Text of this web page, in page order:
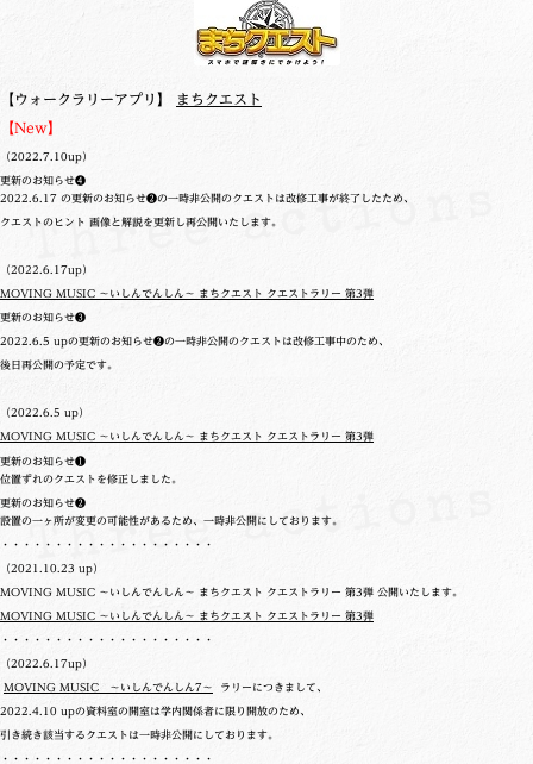
【ウォークラリーアプリ】 まちクエスト
【New】
（2022.7.10up）
更新のお知らせ❹
2022.6.17 の更新のお知らせ❷の一時非公開のクエストは改修工事が終了したため、
クエストのヒント 画像と解説を更新し再公開いたします。
（2022.6.17up）
MOVING MUSIC ～いしんでんしん～ まちクエスト クエストラリー 第3弾
更新のお知らせ❸
2022.6.5 upの更新のお知らせ❷の一時非公開のクエストは改修工事中のため、
後日再公開の予定です。
（2022.6.5 up）
MOVING MUSIC ～いしんでんしん～ まちクエスト クエストラリー 第3弾
更新のお知らせ❶
位置ずれのクエストを修正しました。
更新のお知らせ❷
設置の一ヶ所が変更の可能性があるため、一時非公開にしております。
・・・・・・・・・・・・・・・・・・・・
（2021.10.23 up）
MOVING MUSIC ～いしんでんしん～ まちクエスト クエストラリー 第3弾 公開いたします。
MOVING MUSIC ～いしんでんしん～ まちクエスト クエストラリー 第3弾
・・・・・・・・・・・・・・・・・・・・
（2022.6.17up）
MOVING MUSIC ～いしんでんしん7～ ラリーにつきまして、
2022.4.10 upの資料室の開室は学内関係者に限り開放のため、
引き続き該当するクエストは一時非公開にしております。
・・・・・・・・・・・・・・・・・・・・